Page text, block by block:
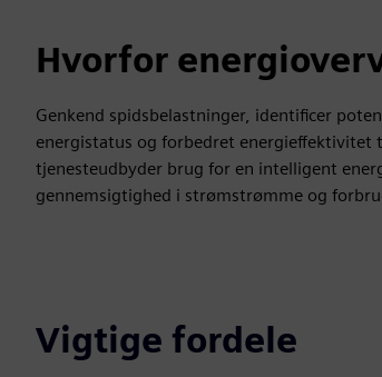
Hvorfor
Genkend spidsbelastninger, identificer
energistatus og forbedret
tjenesteudbyder brug for en intelligent
gennemsigtighed i strømstrømme og
Vigtige fordele